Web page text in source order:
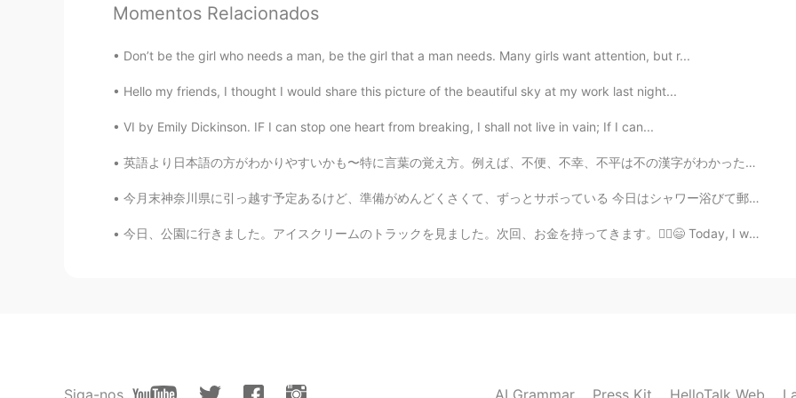
Momentos Relacionados
Don’t be the girl who needs a man, be the girl that a man needs. Many girls want attention, but r...
Hello my friends, I thought I would share this picture of the beautiful sky at my work last night...
VI by Emily Dickinson. IF I can stop one heart from breaking, I shall not live in vain; If I can...
英語より日本語の方がわかりやすいかも〜特に言葉の覚え方。例えば、不便、不幸、不平は不の漢字がわかったら、言葉の意味もわかりやすくなるかもしれません。でも、英語のInconvenient, mis...
今月末神奈川県に引っ越す予定あるけど、準備がめんどくさくて、ずっとサボっている 今日はシャワー浴びて郵便局に行こうと思ったら、30分くらいで、休みでボサボサになってきた髭を変な形に剃って遊んで...
今日、公園に行きました。アイスクリームのトラックを見ました。次回、お金を持ってきます。🤦‍♂️😄 Today, I went to the park. I saw an ice cream t...
Siga-nos AI Grammar Press Kit HelloTalk Web